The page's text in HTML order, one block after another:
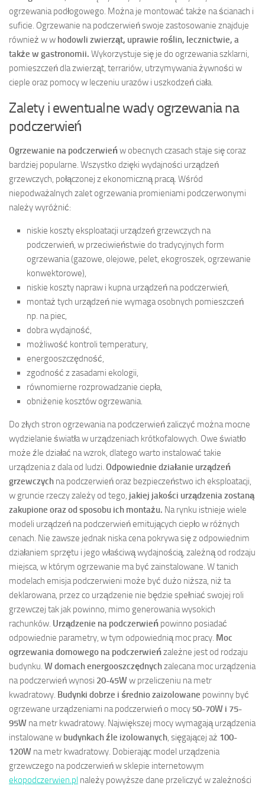
ogrzewania podłogowego. Można je montować także na ścianach i
suficie. Ogrzewanie na podczerwień swoje zastosowanie znajduje
również w w hodowli zwierząt, uprawie roślin, lecznictwie, a
także w gastronomii. Wykorzystuje się je do ogrzewania szklarni,
pomieszczeń dla zwierząt, terrariów, utrzymywania żywności w
cieple oraz pomocy w leczeniu urazów i uszkodzeń ciała.
Zalety i ewentualne wady ogrzewania na
podczerwień
Ogrzewanie na podczerwieńw obecnych czasach staje się coraz
bardziej popularne. Wszystko dzięki wydajności urządzeń
grzewczych, połączonej z ekonomiczną pracą. Wśród
niepodważalnych zalet ogrzewania promieniami podczerwonymi
należy wyróżnić:
niskie koszty eksploatacji urządzeń grzewczych na
podczerwień, w przeciwieństwie do tradycyjnych form
ogrzewania (gazowe, olejowe, pelet, ekogroszek, ogrzewanie
konwektorowe),
niskie koszty napraw i kupna urządzeń na podczerwień,
montaż tych urządzeń nie wymaga osobnych pomieszczeń
np. na piec,
dobra wydajność,
możliwość kontroli temperatury,
energooszczędność,
zgodność z zasadami ekologii,
równomierne rozprowadzanie ciepła,
obniżenie kosztów ogrzewania.
Do złych stron ogrzewania na podczerwień zaliczyć można mocne
wydzielanie światła w urządzeniach krótkofalowych. Owe światło
może źle działać na wzrok, dlatego warto instalować takie
urządzenia z dala od ludzi. Odpowiednie działanie urządzeń
grzewczych na podczerwień oraz bezpieczeństwo ich eksploatacji,
w gruncie rzeczy zależy od tego, jakiej jakości urządzenia zostaną
zakupione oraz od sposobu ich montażu. Na rynku istnieje wiele
modeli urządzeń na podczerwień emitujących ciepło w różnych
cenach. Nie zawsze jednak niska cena pokrywa się z odpowiednim
działaniem sprzętu i jego właściwą wydajnością, zależną od rodzaju
miejsca, w którym ogrzewanie ma być zainstalowane. W tanich
modelach emisja podczerwieni może być dużo niższa, niż ta
deklarowana, przez co urządzenie nie będzie spełniać swojej roli
grzewczej tak jak powinno, mimo generowania wysokich
rachunków. Urządzenie na podczerwień powinno posiadać
odpowiednie parametry, w tym odpowiednią moc pracy. Moc
ogrzewania domowego na podczerwieńzależne jest od rodzaju
budynku. W domach energooszczędnychzalecana moc urządzenia
na podczerwień wynosi 20-45Ww przeliczeniu na metr
kwadratowy. Budynki dobrze i średnio zaizolowane powinny być
ogrzewane urządzeniami na podczerwień o mocy 50-70W i 75-
95W na metr kwadratowy. Największej mocy wymagają urządzenia
instalowane w budynkachźle izolowanych, sięgającej aż 100-
120W na metr kwadratowy. Dobierając model urządzenia
grzewczego na podczerwień w sklepie internetowym
ekopodczerwien.pl należy powyższe dane przeliczyć w zależności